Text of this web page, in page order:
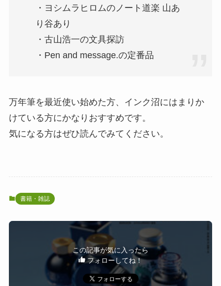
・ヨシムラヒロムのノート道楽 山あ
り谷あり
・古山浩一の文具探訪
・Pen and message.の定番品
万年筆を最近使い始めた方、インク沼にはまりか
けている方にかなりおすすめです。
気になる方はぜひ読んでみてください。
書籍・雑誌
この記事が気に入ったら
フォローしてね！